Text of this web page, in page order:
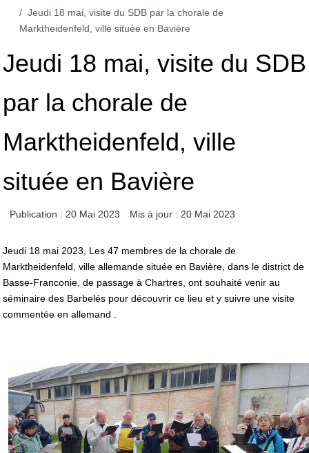
Jeudi 18 mai, visite du SDB par la chorale de
Marktheidenfeld, ville située en Bavière
Jeudi 18 mai, visite du SDB
par la chorale de
Marktheidenfeld, ville
située en Bavière
Publication : 20 Mai 2023 Mis à jour : 20 Mai 2023
Jeudi 18 mai 2023, Les 47 membres de la chorale de
Marktheidenfeld, ville allemande située en Bavière, dans le district de
Basse-Franconie, de passage à Chartres, ont souhaité venir au
séminaire des Barbelés pour découvrir ce lieu et y suivre une visite
commentée en allemand .